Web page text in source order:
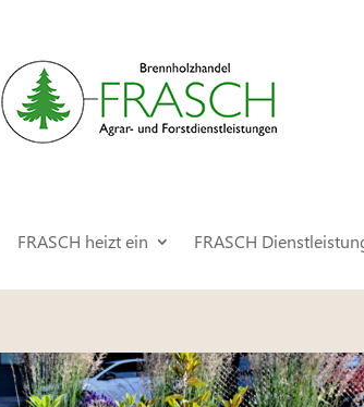
FRASCH heizt ein FRASCH